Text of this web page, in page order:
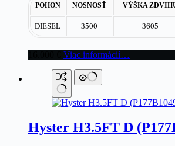
POHON NOSNOSŤ VÝŠKA
DIESEL 3500 3605
Viac informácií…
Hyster H3.5FT D